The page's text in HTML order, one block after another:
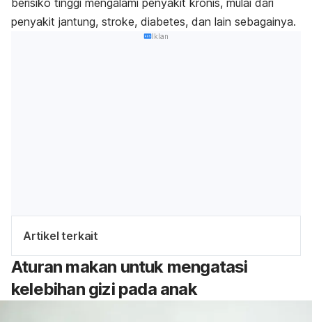
penyakit jantung, stroke, diabetes, dan lain sebagainya.
Iklan
Artikel terkait
Aturan makan untuk mengatasi
kelebihan gizipada anak